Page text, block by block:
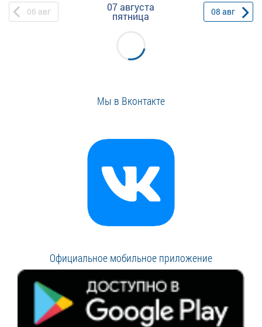
06 авг 07 августа
пятница 08 авг
Мы в Вконтакте
Официальное мобильное приложение